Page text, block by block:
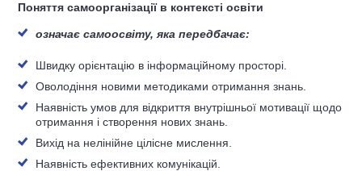
Поняття самоорганізації в контексті освіти
означає самоосвіту, яка передбачає:
Швидку орієнтацію в інформаційному просторі.
Оволодіння новими методиками отримання знань.
Наявність умов для відкриття внутрішньої мотивації щодо
отримання і створення нових знань.
Вихід на нелінійне цілісне мислення.
Наявність ефективних комунікацій.